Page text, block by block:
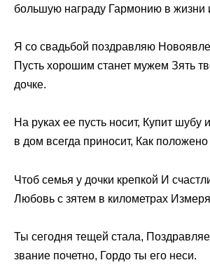
большую награду Гармонию в жизни
Я со свадьбой поздравляю
Пусть хорошим станет мужем Зять
дочке.
На руках ее пусть носит, Купит шубу
в дом всегда приносит, Как
Чтоб семья у дочки крепкой И
Любовь с зятем в километрах
Ты сегодня тещей стала,
звание почетно, Гордо ты его неси.